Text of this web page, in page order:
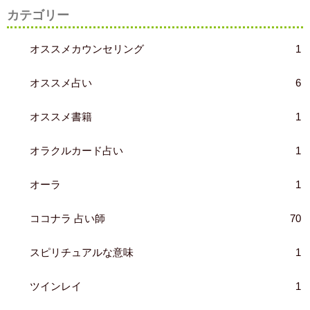
カテゴリー
オススメカウンセリング 1
オススメ占い 6
オススメ書籍 1
オラクルカード占い 1
オーラ 1
ココナラ 占い師 70
スピリチュアルな意味 1
ツインレイ 1